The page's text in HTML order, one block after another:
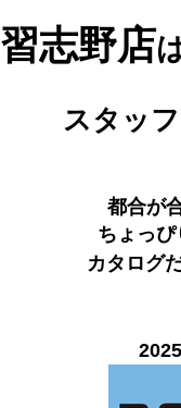
習志野店
スタッ
都合が
ちょっぴ
カタログ